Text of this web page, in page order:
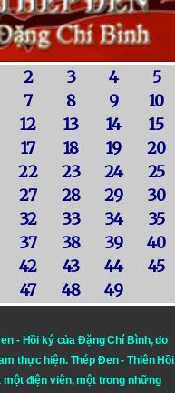
2 3 4
5
7 8 9
10
12 13 14
15
17 18 19
20
22 23 24
25
27 28 29
30
32 33 34
35
37 38 39
40
42 43 44
45
47 48 49
- Hồi ký của Đặng Chí Bình, do
thực hiện. Thép Đen- Thiên Hồi
một điện viên, một trong những